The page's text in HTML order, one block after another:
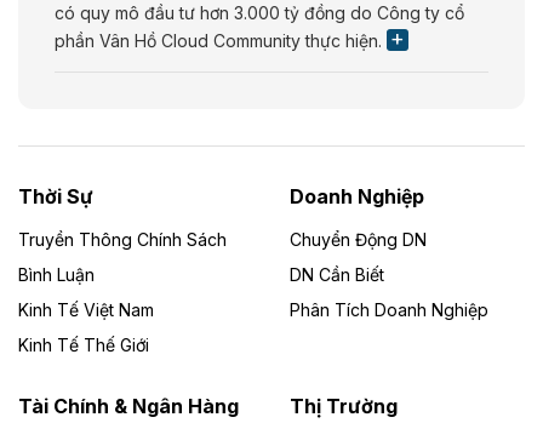
có quy mô đầu tư hơn 3.000 tỷ đồng do Công ty cổ
phần Vân Hồ Cloud Community thực hiện.
Dự án Nhà máy xử lý rác và phát điện Bắc Giang do
Công ty TNHH Năng lượng môi trường Bắc Giang làm
Theo vietnamfinance.vn
Đức Long Gia Lai mở rộng ‘hệ sinh thái’
Lai
Thời Sự
Truyền Thông Chính Sách
Bình Luận
Kinh Tế Việt Nam
Kinh Tế Thế Giới
Doanh Nghiệp
Chuyển Động DN
DN Cần Biết
Phân Tích Doanh Nghiệp
Tài Chính & Ngân Hàng Thị Trường